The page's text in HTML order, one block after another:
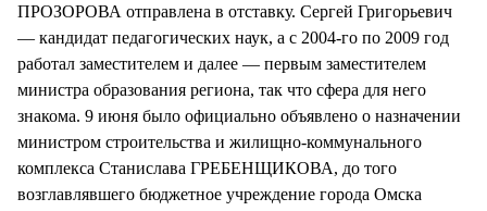
ПРОЗОРОВА отправлена в отставку. Сергей Григорьевич
— кандидат педагогических наук, а с 2004-го по 2009 год
работал заместителем и далее — первым заместителем
министра образования региона, так что сфера для него
знакома. 9 июня было официально объявлено о назначении
министром строительства и жилищно-коммунального
комплекса Станислава ГРЕБЕНЩИКОВА, до того
возглавлявшего бюджетное учреждение города Омска